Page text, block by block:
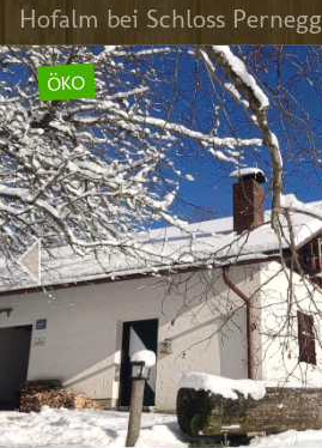
Hofalm bei Schloss Pernegg
ÖKO